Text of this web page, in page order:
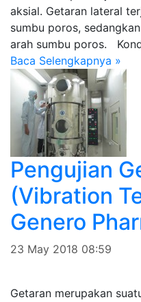
aksial. Getaran lateral
sumbu poros,
arah sumbu poros.
Baca Selengkapnya »
Pengujian
(Vibration
Genero
23 May 2018 08:59
Getaran merupakan